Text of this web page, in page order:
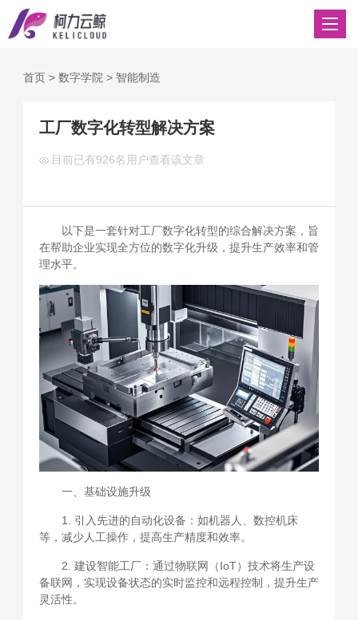
首页> 数字学院 > 智能制造
工厂数字化转型解决方案
目前已有926名用户查看该文章
以下是一套针对工厂数字化转型的综合解决方案，旨
在帮助企业实现全方位的数字化升级，提升生产效率和管
理水平。
一、基础设施升级
1. 引入先进的自动化设备：如机器人、数控机床
等，减少人工操作，提高生产精度和效率。
2. 建设智能工厂：通过物联网（IoT）技术将生产设
备联网，实现设备状态的实时监控和远程控制，提升生产
灵活性。